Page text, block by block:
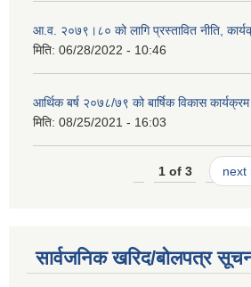
आ.व. २०७९।८० को लागि प्रस्तावित नीति,
मिति: 06/28/2022 - 10:46
आर्थिक बर्ष २०७८/७९ को बार्षिक विकास कार्यक्रम
मिति: 08/25/2021 - 16:03
1 of 3 next
सार्वजनिक खरिद/बोलपत्र